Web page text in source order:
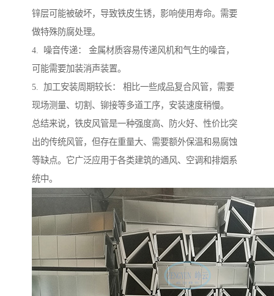
锌层可能被破坏，导致铁皮生锈，影响使用寿命。需要
做特殊防腐处理。
4. 噪音传递： 金属材质容易传递风机和气生的噪音，
可能需要加装消声装置。
5. 加工安装周期较长： 相比一些成品复合风管，需要
现场测量、切割、铆接等多道工序，安装速度稍慢。
总结来说，铁皮风管是一种强度高、防火好、性价比突
出的传统风管，但存在重量大、需要额外保温和易腐蚀
等缺点。它广泛应用于各类建筑的通风、空调和排烟系
统中。